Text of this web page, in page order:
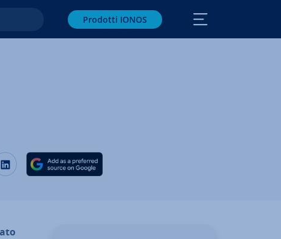
Prodotti IONOS
via Facebook
via Twitter
Condividi via LinkedIN